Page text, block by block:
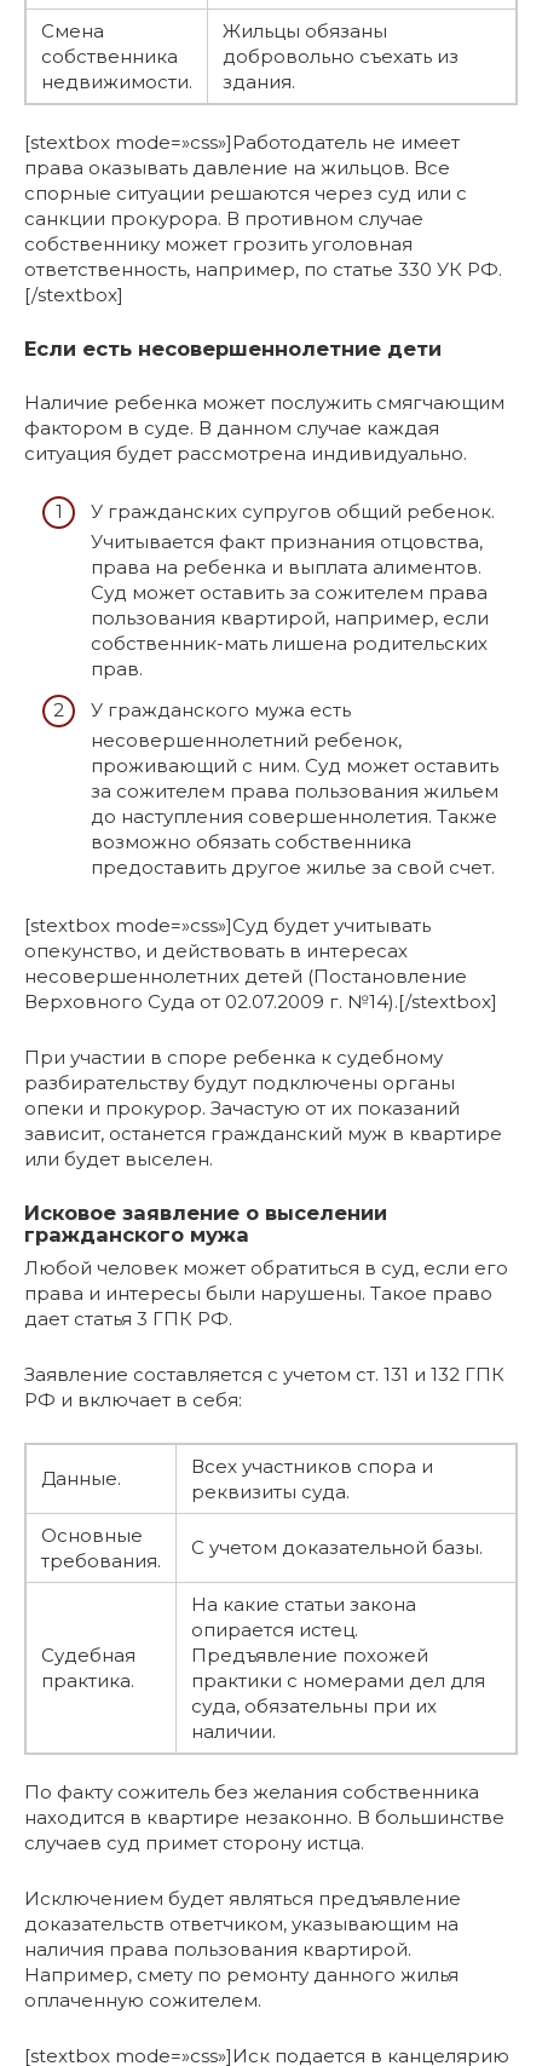
Смена
собственника
недвижимости.
Жильцы обязаны
добровольно съехать из
здания.
[stextbox mode=»css»]Работодатель не имеет
права оказывать давление на жильцов. Все
спорные ситуации решаются через суд или с
санкции прокурора. В противном случае
собственнику может грозить уголовная
ответственность, например, по статье 330 УК РФ.
[/stextbox]
Если есть несовершеннолетние дети
Наличие ребенка может послужить смягчающим
фактором в суде. В данном случае каждая
ситуация будет рассмотрена индивидуально.
У гражданских супругов общий ребенок.
Учитывается факт признания отцовства,
права на ребенка и выплата алиментов.
Суд может оставить за сожителем права
пользования квартирой, например, если
собственник-мать лишена родительских
прав.
У гражданского мужа есть
несовершеннолетний ребенок,
проживающий с ним. Суд может оставить
за сожителем права пользования жильем
до наступления совершеннолетия. Также
возможно обязать собственника
предоставить другое жилье за свой счет.
[stextbox mode=»css»]Суд будет учитывать
опекунство, и действовать в интересах
несовершеннолетних детей (Постановление
Верховного Суда от 02.07.2009 г. №14).[/stextbox]
При участии в споре ребенка к судебному
разбирательству будут подключены органы
опеки и прокурор. Зачастую от их показаний
зависит, останется гражданский муж в квартире
или будет выселен.
Исковое заявление о выселении
гражданского мужа
Любой человек может обратиться в суд, если его
права и интересы были нарушены. Такое право
дает статья 3 ГПК РФ.
Заявление составляется с учетом ст. 131 и 132 ГПК
РФ и включает в себя:
Данные.
Всех участников спора и
реквизиты суда.
Основные
требования.
С учетом доказательной базы.
Судебная
практика.
На какие статьи закона
опирается истец.
Предъявление похожей
практики с номерами дел для
суда, обязательны при их
наличии.
По факту сожитель без желания собственника
находится в квартире незаконно. В большинстве
случаев суд примет сторону истца.
Исключением будет являться предъявление
доказательств ответчиком, указывающим на
наличия права пользования квартирой.
Например, смету по ремонту данного жилья
оплаченную сожителем.
[stextbox mode=»css»]Иск подается в канцелярию